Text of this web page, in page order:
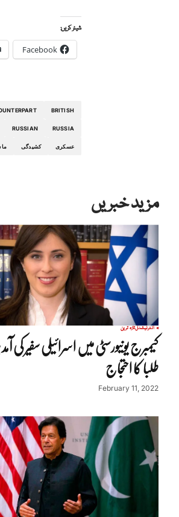
شیئر کریں:
Facebook
BRITISH
RUSSIA
RUSSIAN
عسکری کشیدگی
مزید خبریں
انٹرنیشنلتازہ ترین
کیمبرج یونیورسٹی میں اسرائیلی سفیر کی
طلبا کا احتجاج
February 11, 2022